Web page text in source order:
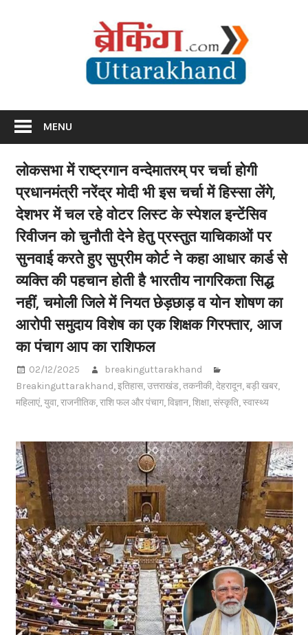
MENU
लोकसभा में राष्ट्रगान वन्देमातरम् पर चर्चा होगी
प्रधानमंत्री नरेंद्र मोदी भी इस चर्चा में हिस्सा लेंगे,
देशभर में चल रहे वोटर लिस्ट के स्पेशल इन्टेंसिव
रिवीजन को चुनौती देने हेतु प्रस्तुत याचिकाओं पर
सुनवाई करते हुए सुप्रीम कोर्ट ने कहा आधार कार्ड से
व्यक्ति की पहचान होती है भारतीय नागरिकता सिद्ध
नहीं, चमोली जिले में नियत छेड़छाड़ व योन शोषण का
आरोपी समुदाय विशेष का एक शिक्षक गिरफ्तार, आज
का पंचाग आप का राशिफल
02/12/2025
breakinguttarakhand
Breakinguttarakhand,इतिहास,उत्तराखंड,तकनीकी,देहरादून,बड़ी खबर,
महिलाएं,युवा,राजनीतिक,राशि फल और पंचाग,विज्ञान,शिक्षा,संस्कृति,स्वास्थ्य